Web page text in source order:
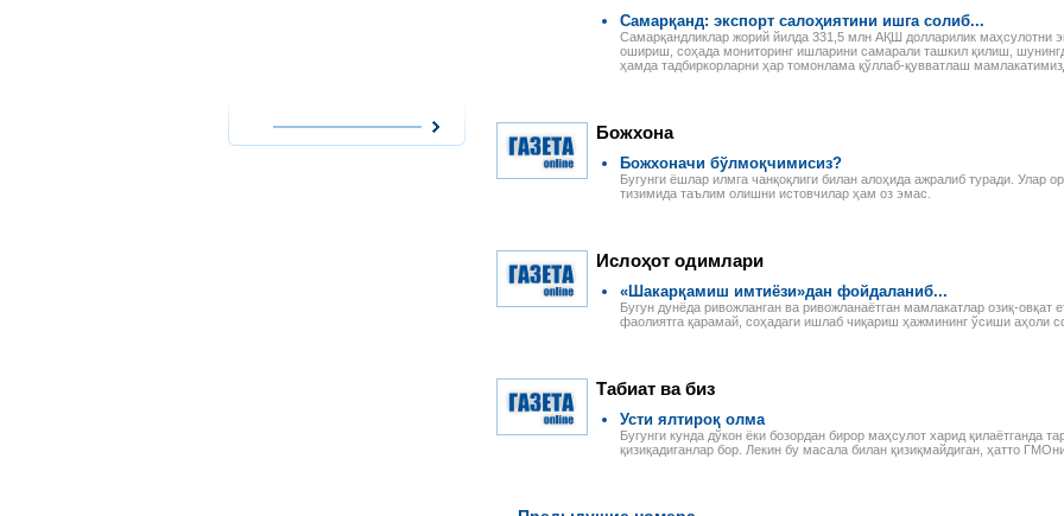
надомного труда и выгоды
надомников, возмещение
ведомственные и местные,
касающиеся вопросов
налогообложения.
Самарқанд: экспорт салоҳиятини ишга солиб...
Самарқандликлар жорий йилда 331,5 млн АҚШ долларилик маҳсулотни
ошириш, соҳада мониторинг ишларини самарали ташкил қилиш,
ҳамда тадбиркорларни ҳар томонлама қўллаб-қувватлаш
Божхона
Божхоначи бўлмоқчимисиз?
Бугунги ёшлар илмга чанқоқлиги билан алоҳида ажралиб туради. Улар
тизимида таълим олишни истовчилар ҳам оз эмас.
Ислоҳот одимлари
«Шакарқамиш имтиёзи»дан фойдаланиб...
Бугун дунёда ривожланган ва ривожланаётган мамлакатлар озиқ-
фаолиятга қарамай, соҳадаги ишлаб чиқариш ҳажмининг ўсиши аҳоли
Табиат ва биз
Усти ялтироқ олма
Бугунги кунда дўкон ёки бозордан бирор маҳсулот харид қилаётганда
қизиқадиганлар бор. Лекин бу масала билан қизиқмайдиган, ҳатто